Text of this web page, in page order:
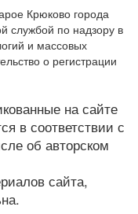
Крюково города
службой по надзору в
и массовых
о регистрации
на сайте
в соответствии с
об авторском
сайта,